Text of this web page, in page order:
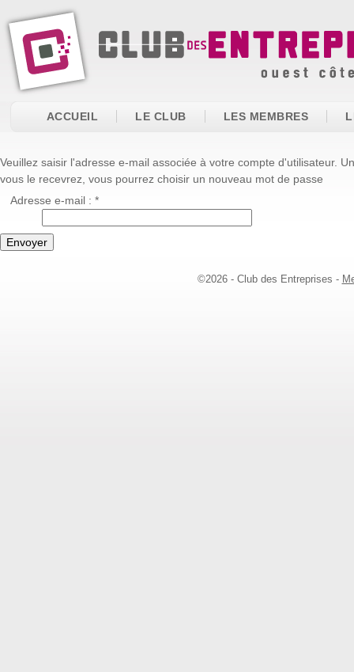
ACCUEIL LE CLUB LES MEMBRES
Veuillez saisir l'adresse e-mail associée à votre compte d'utilisateur.
vous le recevrez, vous pourrez choisir un nouveau mot de passe
Adresse e-mail : *
Envoyer
©2026 - Club des Entreprises -